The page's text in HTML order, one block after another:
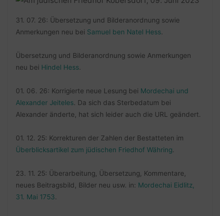
31. 07. 26: Übersetzung und Bilderanordnung sowie
Anmerkungen neu bei Samuel ben Natel Hess.
Übersetzung und Bilderanordnung sowie Anmerkungen
neu bei Hindel Hess.
01. 06. 26: Korrigierte neue Lesung bei Mordechai und
Alexander Jeiteles. Da sich das Sterbedatum bei
Alexander änderte, hat sich leider auch die URL geändert.
01. 12. 25: Korrekturen der Zahlen der Bestatteten im
Überblicksartikel zum jüdischen Friedhof Währing.
23. 11. 25: Überarbeitung, Übersetzung, Kommentare,
neues Beitragsbild, Bilder neu usw. in: Mordechai Eidlitz,
31. Mai 1753.